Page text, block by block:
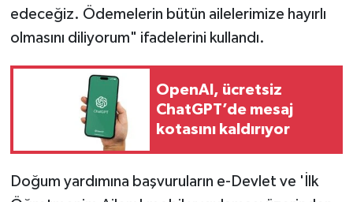
edeceğiz. Ödemelerin bütün ailelerimize hayırlı
olmasını diliyorum" ifadelerini kullandı.
OpenAI, ücretsiz
ChatGPT’de mesaj
kotasını kaldırıyor
Doğum yardımına başvuruların e-Devlet ve 'İlk